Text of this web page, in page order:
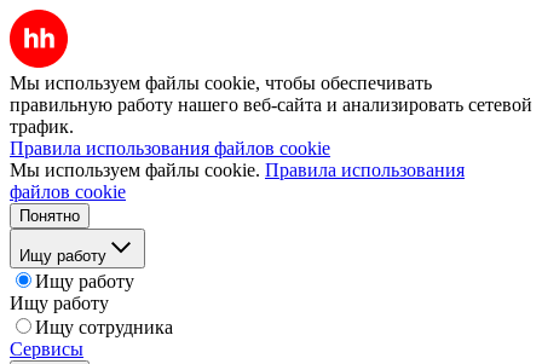
Мы используем файлы cookie, чтобы обеспечивать
правильную работу нашего веб-сайта и анализировать сетевой
трафик.
Правила использования файлов cookie
Мы используем файлы cookie. Правила использования
файлов cookie
Понятно
Ищу работу
Ищу работу
Ищу работу
Ищу сотрудника
Сервисы